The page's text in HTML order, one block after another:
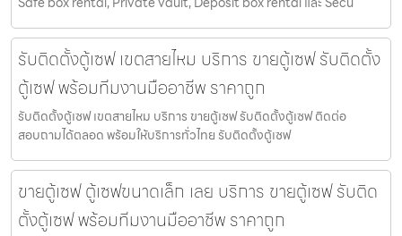
รับติดตั้งตู้เซฟ เขตสายไหม บริการ ขายตู้เซฟ รับติดตั้ง
ตู้เซฟ พร้อมทีมงานมืออาชีพ ราคาถูก
รับติดตั้งตู้เซฟ เขตสายไหม บริการ ขายตู้เซฟ รับติดตั้งตู้เซฟ ติดต่อ
สอบถามได้ตลอด พร้อมให้บริการทั่วไทย รับติดตั้งตู้เซฟ
ขายตู้เซฟ ตู้เซฟขนาดเล็ก เลย บริการ ขายตู้เซฟ รับติด
ตั้งตู้เซฟ พร้อมทีมงานมืออาชีพ ราคาถูก